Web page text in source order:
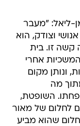
ליאל: "מעבר
וצודק, הוא
קשה זו. בית
אחרי
ונותן מקום
מה
השופטת,
לחלום של מאור
שהוא מביע